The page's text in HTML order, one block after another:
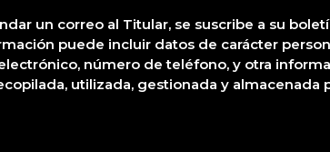
un correo al Titular, se suscribe a su
puede incluir datos de carácter
número de teléfono, y otra
utilizada, gestionada y